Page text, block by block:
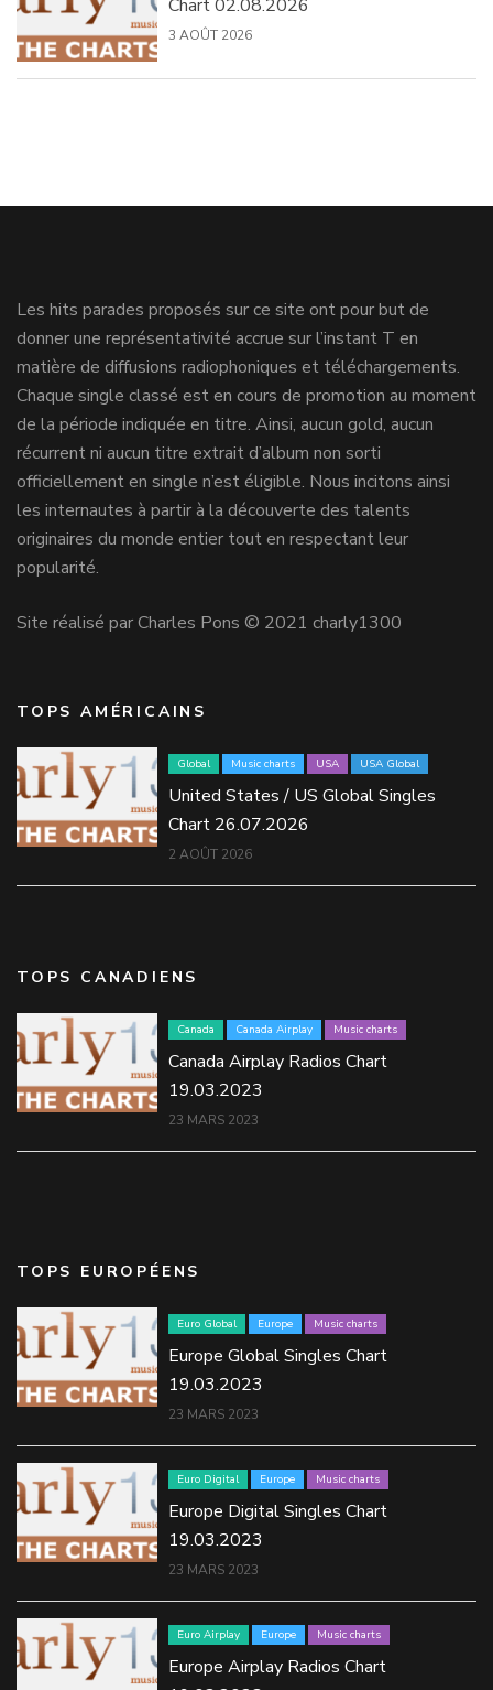
Chart 02.08.2026
3 AOÛT 2026
Les hits parades proposés sur ce site ont pour but de
donner une représentativité accrue sur l’instant T en
matière de diffusions radiophoniques et téléchargements.
Chaque single classé est en cours de promotion au moment
de la période indiquée en titre. Ainsi, aucun gold, aucun
récurrent ni aucun titre extrait d’album non sorti
officiellement en single n’est éligible. Nous incitons ainsi
les internautes à partir à la découverte des talents
originaires du monde entier tout en respectant leur
popularité.
Site réalisé par Charles Pons © 2021 charly1300
TOPS AMÉRICAINS
Global Music charts USA USA Global
United States / US Global Singles
Chart 26.07.2026
2 AOÛT 2026
TOPS CANADIENS
Canada Canada Airplay Music charts
Canada Airplay Radios Chart
19.03.2023
23 MARS 2023
TOPS EUROPÉENS
Euro Global Europe Music charts
Europe Global Singles Chart
19.03.2023
23 MARS 2023
Euro Digital Europe Music charts
Europe Digital Singles Chart
19.03.2023
23 MARS 2023
Euro Airplay Europe Music charts
Europe Airplay Radios Chart